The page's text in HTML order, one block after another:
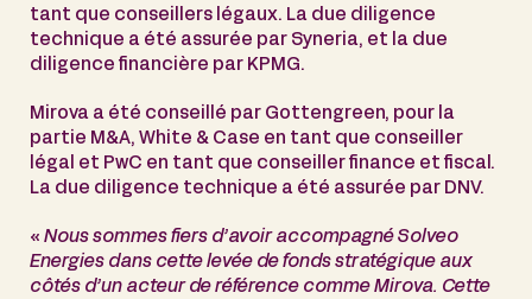
tant que conseillers légaux. La due diligence
technique a été assurée par Syneria, et la due
diligence financière par KPMG.
Mirova a été conseillé par Gottengreen, pour la
partie M&A, White & Case en tant que conseiller
légal et PwC en tant que conseiller finance et fiscal.
La due diligence technique a été assurée par DNV.
« Nous sommes fiers d’avoir accompagné Solveo
Energies dans cette levée de fonds stratégique aux
côtés d’un acteur de référence comme Mirova. Cette